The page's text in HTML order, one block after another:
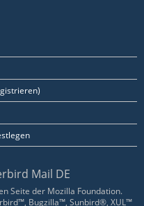
Mail DE
Seite der Mozilla Foundation.
Bugzilla™, Sunbird®, XUL™